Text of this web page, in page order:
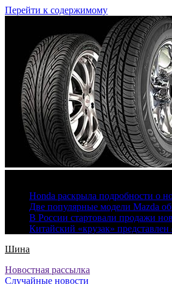
Перейти к содержимому
Honda раскрыла подробности о
Две популярные модели Mazda
В России стартовали продажи
Китайский «крузак»
Шина
Новостная рассылка
Случайные новости